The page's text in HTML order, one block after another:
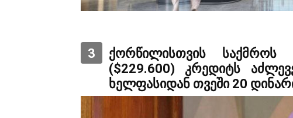
3
ქორწილისთვის
($229.600) კრედიტს
ხელფასიდან თვეში 20